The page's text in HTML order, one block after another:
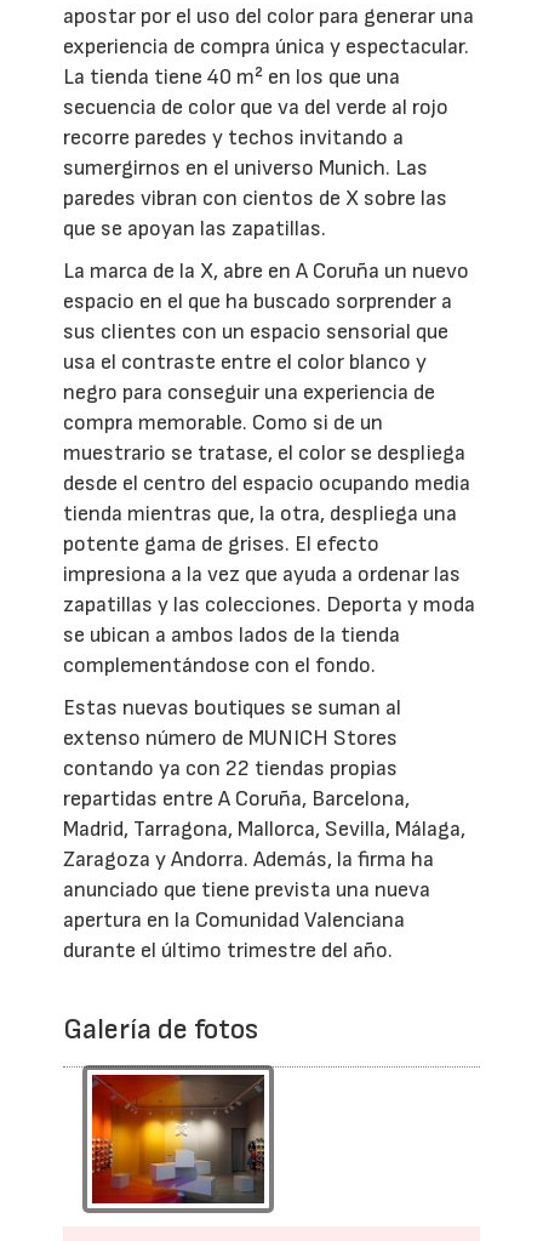
apostar por el uso del color para generar una
experiencia de compra única y espectacular.
La tienda tiene 40 m² en los que una
secuencia de color que va del verde al rojo
recorre paredes y techos invitando a
sumergirnos en el universo Munich. Las
paredes vibran con cientos de X sobre las
que se apoyan las zapatillas.
La marca de la X, abre en A Coruña un nuevo
espacio en el que ha buscado sorprender a
sus clientes con un espacio sensorial que
usa el contraste entre el color blanco y
negro para conseguir una experiencia de
compra memorable. Como si de un
muestrario se tratase, el color se despliega
desde el centro del espacio ocupando media
tienda mientras que, la otra, despliega una
potente gama de grises. El efecto
impresiona a la vez que ayuda a ordenar las
zapatillas y las colecciones. Deporta y moda
se ubican a ambos lados de la tienda
complementándose con el fondo.
Estas nuevas boutiques se suman al
extenso número de MUNICH Stores
contando ya con 22 tiendas propias
repartidas entre A Coruña, Barcelona,
Madrid, Tarragona, Mallorca, Sevilla, Málaga,
Zaragoza y Andorra. Además, la firma ha
anunciado que tiene prevista una nueva
apertura en la Comunidad Valenciana
durante el último trimestre del año.
Galería de fotos